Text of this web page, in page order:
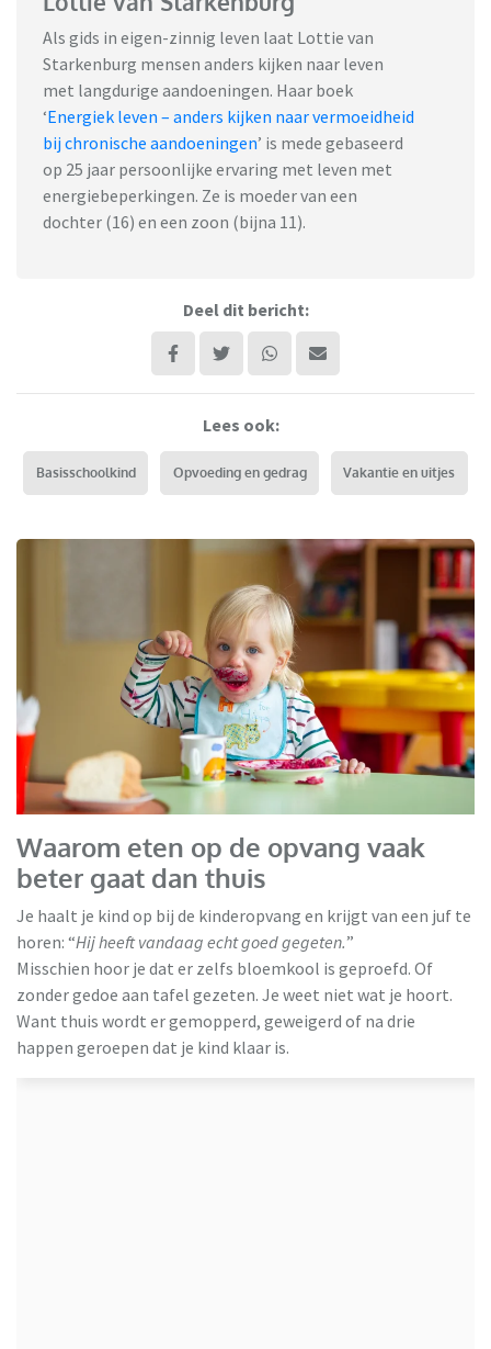
Als gids in eigen-zinnig leven laat Lottie van
Starkenburg mensen anders kijken naar leven
met langdurige aandoeningen. Haar boek
‘Energiek leven – anders kijken naar vermoeidheid
bij chronische aandoeningen’ is mede gebaseerd
op 25 jaar persoonlijke ervaring met leven met
energiebeperkingen. Ze is moeder van een
dochter (16) en een zoon (bijna 11).
Deel dit bericht:
Lees ook:
Basisschoolkind Opvoeding en gedrag Vakantie en uitjes
Waarom eten op de opvang vaak
beter gaat dan thuis
Je haalt je kind op bij de kinderopvang en krijgt van een juf te
horen: “Hij heeft vandaag echt goed gegeten.”
Misschien hoor je dat er zelfs bloemkool is geproefd. Of
zonder gedoe aan tafel gezeten. Je weet niet wat je hoort.
Want thuis wordt er gemopperd, geweigerd of na drie
happen geroepen dat je kind klaar is.